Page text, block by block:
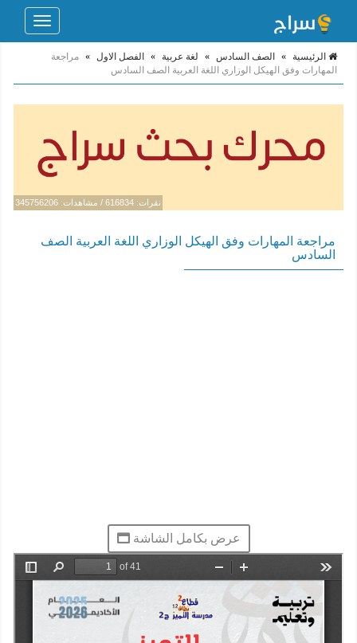
Toggle
الرئيسية » الصف السادس » لغة عربية » الفصل الاول » مراجعة
المهارات وفق الهيكل الوزاري اللغة العربية الصف السادس
نقرات: 616834 / مشاهدات: 345756206
مراجعة المهارات وفق الهيكل الوزاري اللغة العربية الصف
السادس
عرض بكامل الشاشة